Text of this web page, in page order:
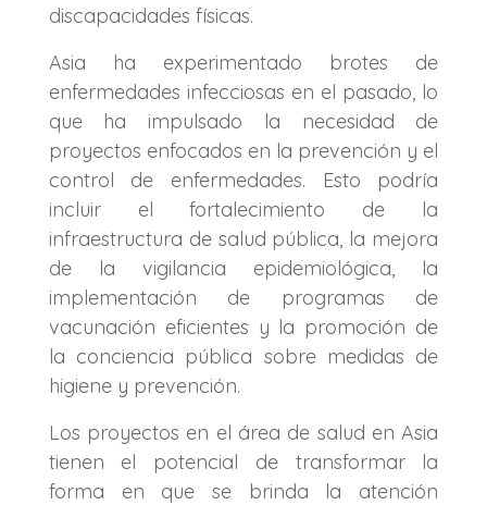
discapacidades físicas.
Asia ha experimentado brotes de
enfermedades infecciosas en el pasado, lo
que ha impulsado la necesidad de
proyectos enfocados en la prevención y el
control de enfermedades. Esto podría
incluir el fortalecimiento de la
infraestructura de salud pública, la mejora
de la vigilancia epidemiológica, la
implementación de programas de
vacunación eficientes y la promoción de
la conciencia pública sobre medidas de
higiene y prevención.
Los proyectos en el área de salud en Asia
tienen el potencial de transformar la
forma en que se brinda la atención